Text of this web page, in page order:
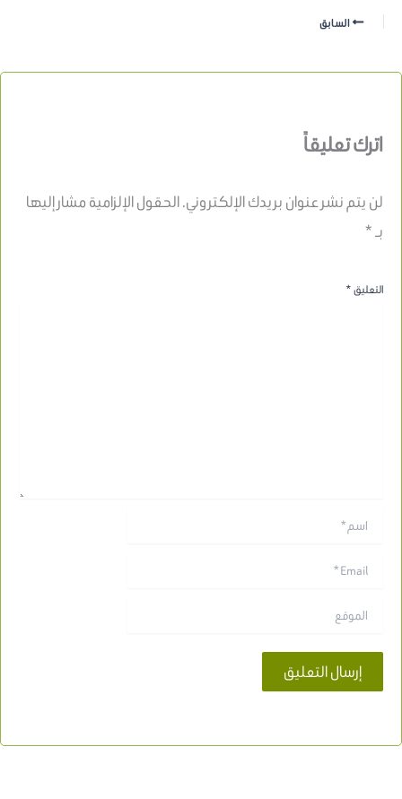
السابق
اترك تعليقاً
لن يتم نشر عنوان بريدك الإلكتروني.الحقول الإلزامية مشار إليها
بـ*
التعليق*